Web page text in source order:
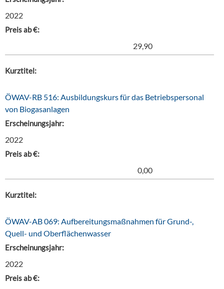
2022
Preis ab €:
29,90
Kurztitel:
ÖWAV-RB 516: Ausbildungskurs für das Betriebspersonal
von Biogasanlagen
Erscheinungsjahr:
2022
Preis ab €:
0,00
Kurztitel:
ÖWAV-AB 069: Aufbereitungsmaßnahmen für Grund-,
Quell- und Oberflächenwasser
Erscheinungsjahr:
2022
Preis ab €: